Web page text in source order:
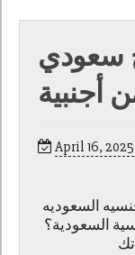
سعودي
أجنبية
April 16, 2025
السعوديه
السعودية؟